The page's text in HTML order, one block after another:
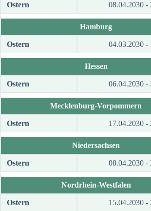
Ostern 08.04.2030 -
Hamburg
Ostern 04.03.2030 -
Hessen
Ostern 06.04.2030 -
Mecklenburg-Vorpommern
Ostern 17.04.2030 -
Niedersachsen
Ostern 08.04.2030 -
Nordrhein-Westfalen
Ostern 15.04.2030 -